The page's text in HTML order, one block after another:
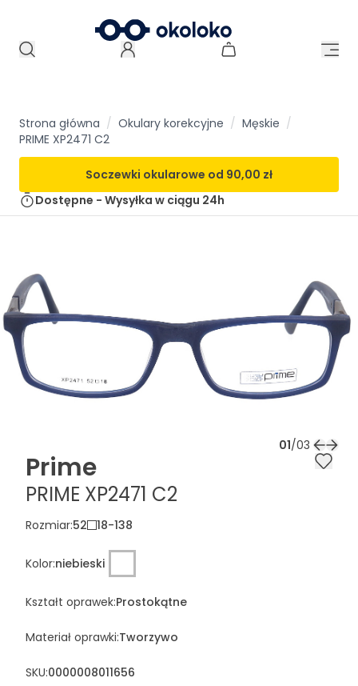
Strona główna / Okulary korekcyjne / Męskie /
PRIME XP2471 C2
Soczewki okularowe od 90,00 zł
Dostępne - Wysyłka w ciągu 24h
01/03
Prime
PRIME XP2471 C2
Rozmiar:52 18-138
Kolor:niebieski
Kształt oprawek:Prostokątne
Materiał oprawki:Tworzywo
SKU:0000008011656